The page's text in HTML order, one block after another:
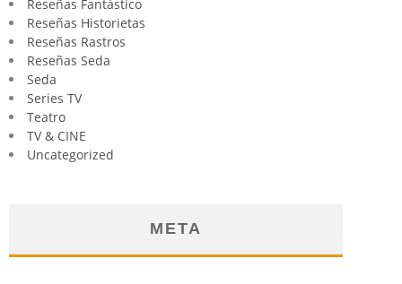
Reseñas Fantástico
Reseñas Historietas
Reseñas Rastros
Reseñas Seda
Seda
Series TV
Teatro
TV & CINE
Uncategorized
META